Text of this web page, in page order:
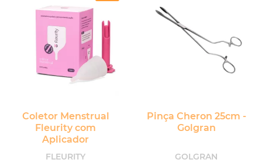
Coletor Menstrual
Fleurity com
Aplicador
FLEURITY
Pinça Cheron 25cm -
Golgran
GOLGRAN